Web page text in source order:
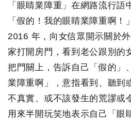
「眼睛業障重」在網路流行語
「假的！我的眼睛業障重啊！
2016 年，向女信眾開示關於
家打開房門，看到老公跟別的
把門關上，告訴自己「假的」
業障重啊」，意指看到、聽到
不真實、或不該發生的荒謬或
用來半開玩笑地表示自己「眼